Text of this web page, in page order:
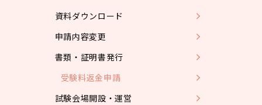
資料ダウンロード
申請内容変更
書類・証明書発行
受験料返金申請
試験会場開設・運営